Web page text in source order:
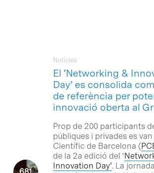
El ‘Networking &
Day’ es consolida
de referència per
innovació oberta al
Notícies
Prop de 200 participants
públiques i privades es
Científic de Barcelona (
de la 2a edició del ‘
Innovation Day’. La